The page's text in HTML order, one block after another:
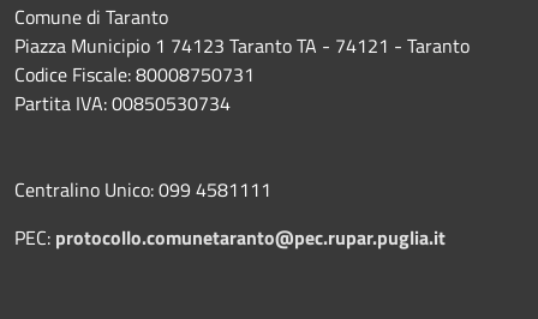
Comune di Taranto
Piazza Municipio 1 74123 Taranto TA - 74121 - Taranto
Codice Fiscale: 80008750731
Partita IVA: 00850530734
Centralino Unico: 099 4581111
PEC: protocollo.comunetaranto@pec.rupar.puglia.it